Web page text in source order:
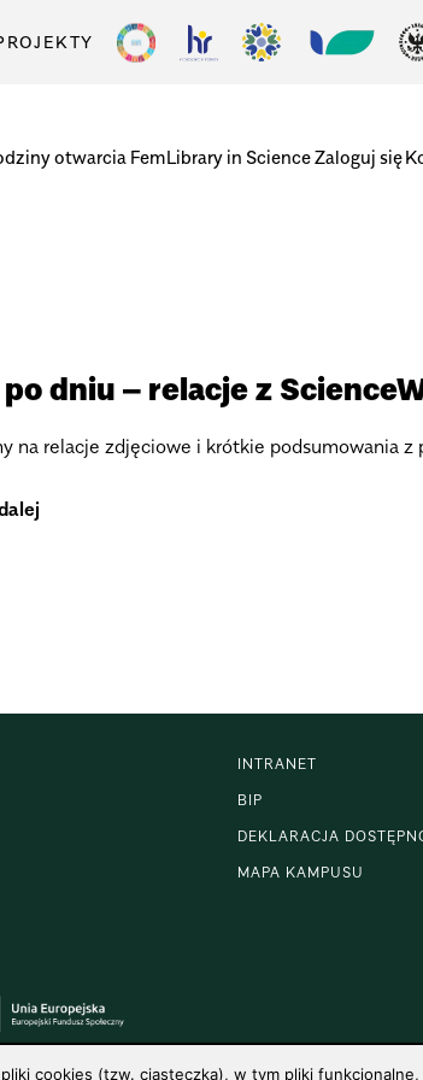
otwarcia FemLibrary in ScienceZaloguj się
dniu – relacje z
na relacje zdjęciowe i krótkie podsumowania
INTRANET
BIP
DEKLARACJA
MAPA KAMPUSU
cookies (tzw. ciasteczka), w tym pliki